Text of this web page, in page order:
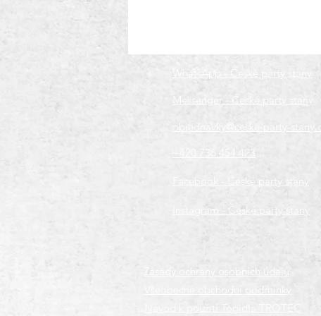
WhatsApp - České party stany
Messenger - České party stany
objednavky@ceske-party-stany.cz
+420 736 454 423
Facebook - České party stany
Instagram - České party stany
Všeobecné obchodní podmínky
Návod k použití Topidla TROTEC
Zásady ochrany osobních údajů